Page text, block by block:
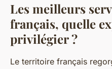
Les meilleurs
français, quelle
privilégier ?
Le territoire français